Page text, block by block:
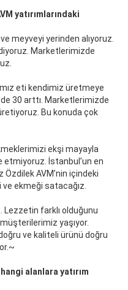
yatırımlarındaki
meyveyi yerinden alıyoruz.
Marketlerimizde
eti kendimiz üretmeye
30 arttı. Marketlerimizde
Bu konuda çok
ekşi mayayla
etmiyoruz. İstanbul’un en
Özdilek AVM’nin içindeki
ekmeği satacağız.
Lezzetin farklı olduğunu
yaşıyor.
ve kaliteli ürünü doğru
alanlara yatırım